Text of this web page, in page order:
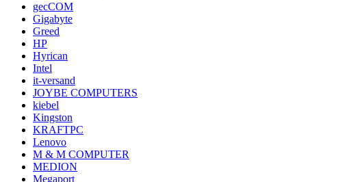
gecCOM
Gigabyte
Greed
HP
Hyrican
Intel
it-versand
JOYBE COMPUTERS
kiebel
Kingston
KRAFTPC
Lenovo
M & M COMPUTER
MEDION
Megaport